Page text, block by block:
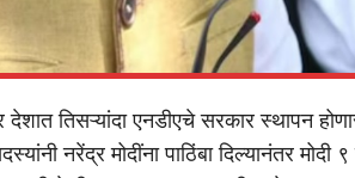
तिसऱ्यांदा एनडीएचे सरकार स्थापन
नरेंद्र मोदींना पाठिंबा दिल्यानंतर मोदी